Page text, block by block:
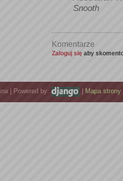
Snooth
Komentarze
Zaloguj się aby
| Powered by: Mapa strony